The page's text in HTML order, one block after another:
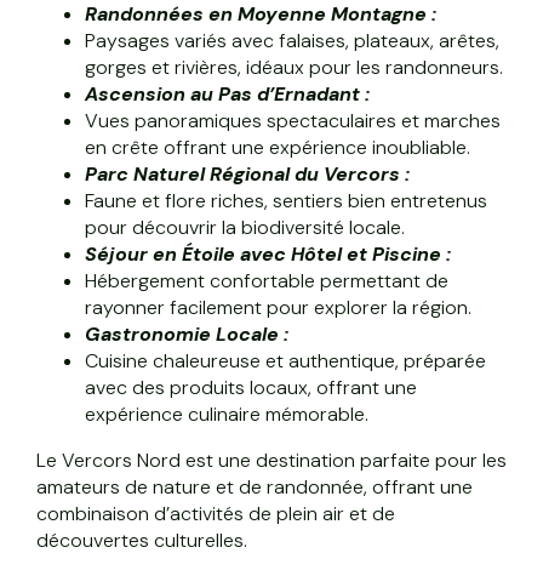
Randonnées en Moyenne Montagne :
Paysages variés avec falaises, plateaux, arêtes,
gorges et rivières, idéaux pour les randonneurs.
Ascension au Pas d’Ernadant :
Vues panoramiques spectaculaires et marches
en crête offrant une expérience inoubliable.
Parc Naturel Régional du Vercors :
Faune et flore riches, sentiers bien entretenus
pour découvrir la biodiversité locale.
Séjour en Étoile avec Hôtel et Piscine :
Hébergement confortable permettant de
rayonner facilement pour explorer la région.
Gastronomie Locale :
Cuisine chaleureuse et authentique, préparée
avec des produits locaux, offrant une
expérience culinaire mémorable.
Le Vercors Nord est une destination parfaite pour les
amateurs de nature et de randonnée, offrant une
combinaison d’activités de plein air et de
découvertes culturelles.